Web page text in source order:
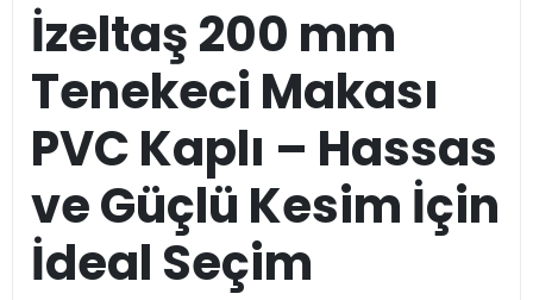
İzeltaş 200 mm
Tenekeci Makası
PVC Kaplı – Hassas
ve Güçlü Kesim İçin
İdeal Seçim